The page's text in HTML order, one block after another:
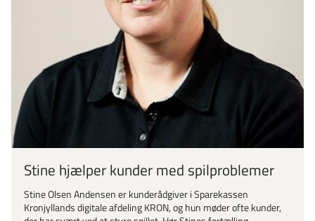
Stine hjælper kunder med spilproblemer
Stine Olsen Andensen er kunderådgiver i Sparekassen
Kronjyllands digitale afdeling KRON, og hun møder ofte kunder,